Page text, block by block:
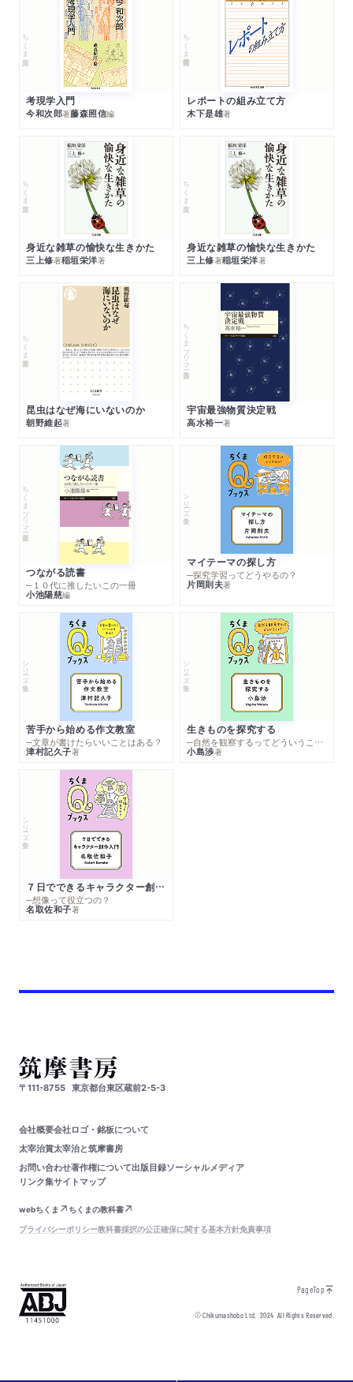
ちくま文庫
考現学入門
今和次郎著藤森照信編
ちくま学芸文庫
レポートの組み立て方
木下是雄著
ちくま文庫
身近な雑草の愉快な生きかた
三上修著稲垣栄洋著
ちくま文庫
身近な雑草の愉快な生きかた
三上修著稲垣栄洋著
ちくま新書
昆虫はなぜ海にいないのか
朝野維起著
ちくまプリマー新書
宇宙最強物質決定戦
高水裕一著
ちくまプリマー新書
つながる読書
─１０代に推したいこの一冊
小池陽慈編
シリーズ・全集
マイテーマの探し方
─探究学習ってどうやるの？
片岡則夫著
シリーズ・全集
苦手から始める作文教室
─文章が書けたらいいことはある？
津村記久子著
シリーズ・全集
生きものを探究する
─自然を観察するってどういうこと？
小島渉著
シリーズ・全集
７日でできるキャラクター創作入門
─想像って役立つの？
名取佐和子著
〒111-8755 東京都台東区蔵前2-5-3
会社概要会社ロゴ・銘板について
太宰治賞太宰治と筑摩書房
お問い合わせ著作権について出版目録ソーシャルメディア
リンク集サイトマップ
webちくま
ちくまの教科書
プライバシーポリシー教科書採択の公正確保に関する基本方針免責事項
PageTop
© Chikumashobo Ltd.2024 All Rights Reserved.